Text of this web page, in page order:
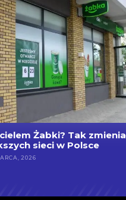
Żabki? Tak
sieci w Polsce
2026